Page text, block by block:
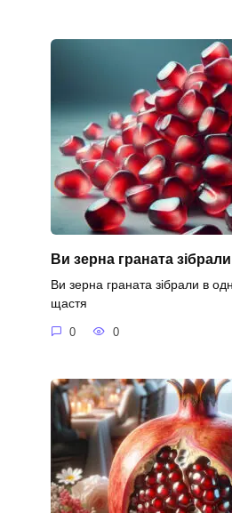
Ви зерна граната
Ви зерна граната зібрали в
щастя
0 0